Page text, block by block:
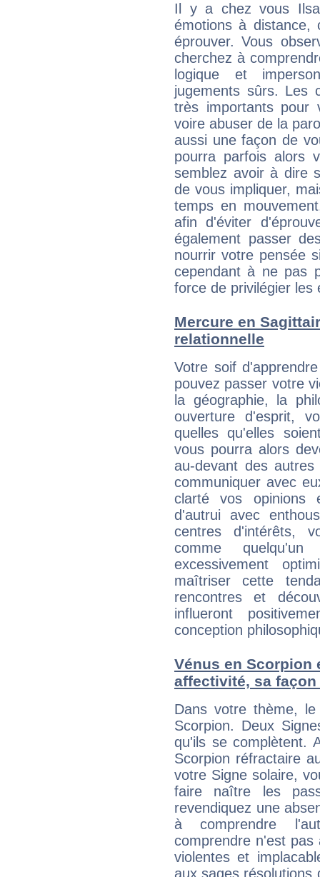
Il y a chez vous
émotions à
éprouver. Vous
cherchez à
logique et
jugements sûrs. Les
très importants pour
voire abuser de la
aussi une façon de
pourra parfois alors
semblez avoir à dire
de vous impliquer,
temps en
afin d'éviter
également passer
nourrir votre pensée
cependant à ne pas
force de privilégier les
Mercure en
relationnelle
Votre soif
pouvez passer votre
la géographie, la
ouverture d'esprit,
quelles qu'elles
vous pourra alors
au-devant des
communiquer avec
clarté vos opinions
d'autrui avec
centres d'intérêts,
comme
excessivement
maîtriser cette
rencontres et
influeront
conception
Vénus en Scorpion
affectivité, sa
Dans votre thème,
Scorpion. Deux
qu'ils se complètent.
Scorpion réfractaire
votre Signe solaire,
faire naître les
revendiquez une
à comprendre
comprendre n'est pas
violentes et
aux sages résolutions